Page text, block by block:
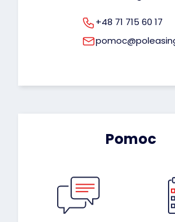
+48 71 715 60 17
Pomoc